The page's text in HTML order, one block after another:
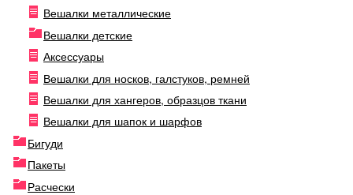
Вешалки металлические
Вешалки детские
Аксессуары
Вешалки для носков, галстуков, ремней
Вешалки для хангеров, образцов ткани
Вешалки для шапок и шарфов
Бигуди
Пакеты
Расчески